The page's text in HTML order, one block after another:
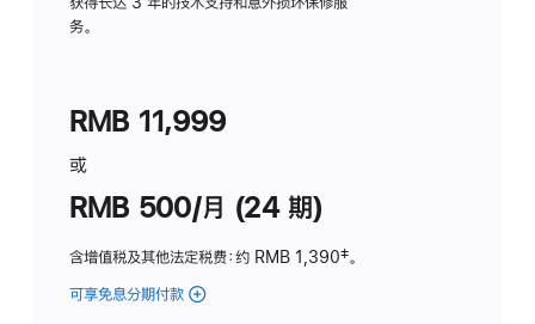
务。
RMB 11,999
或
RMB 500/月 (24 期)
含增值税及其他法定税费：约 RMB 1,390脚
‡。
可享免息分期付款 (Studio